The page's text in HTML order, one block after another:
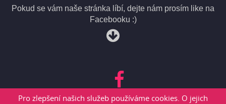
Pro zlepšení našich služeb používáme cookies. O jejich
Pokud se vám naše stránka líbí, dejte nám prosím like na
Facebooku :)